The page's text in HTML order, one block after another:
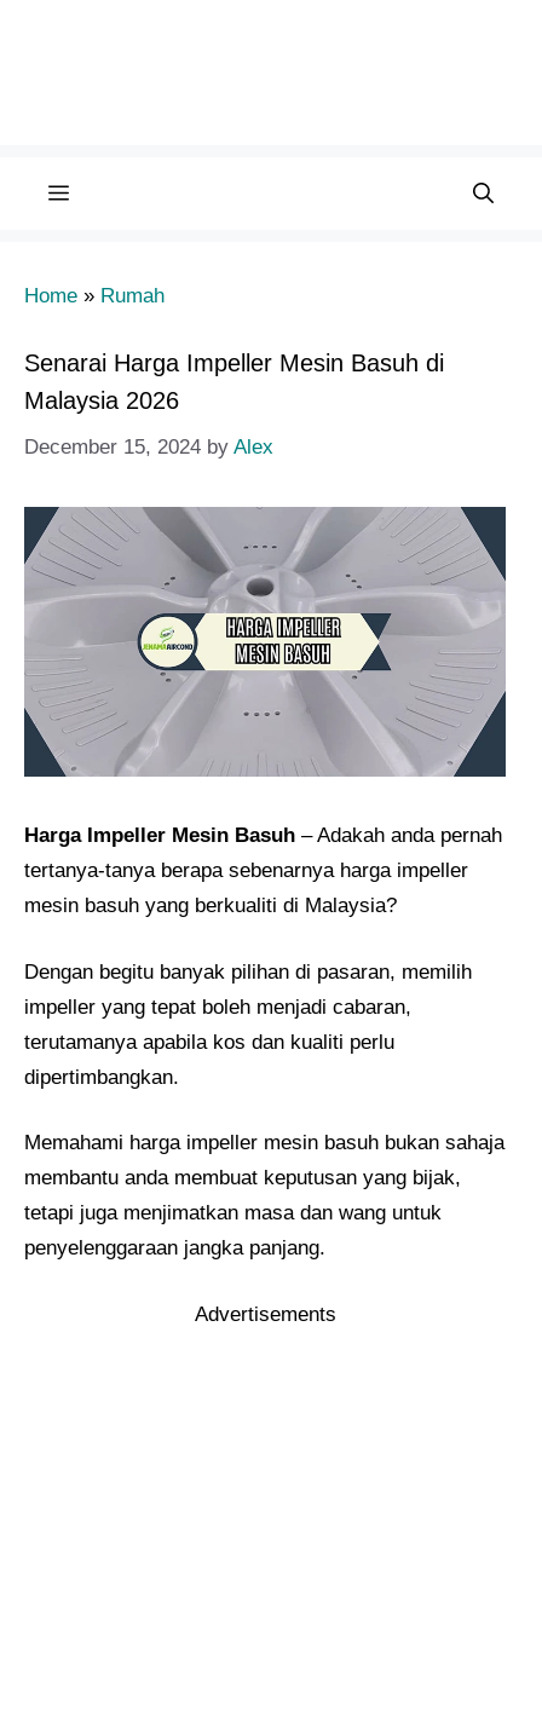
Menu
Home » Rumah
Senarai Harga Impeller Mesin Basuh di
Malaysia 2026
December 15, 2024 by Alex
Harga Impeller Mesin Basuh – Adakah anda pernah
tertanya-tanya berapa sebenarnya harga impeller
mesin basuh yang berkualiti di Malaysia?
Dengan begitu banyak pilihan di pasaran, memilih
impeller yang tepat boleh menjadi cabaran,
terutamanya apabila kos dan kualiti perlu
dipertimbangkan.
Memahami harga impeller mesin basuh bukan sahaja
membantu anda membuat keputusan yang bijak,
tetapi juga menjimatkan masa dan wang untuk
penyelenggaraan jangka panjang.
Advertisements